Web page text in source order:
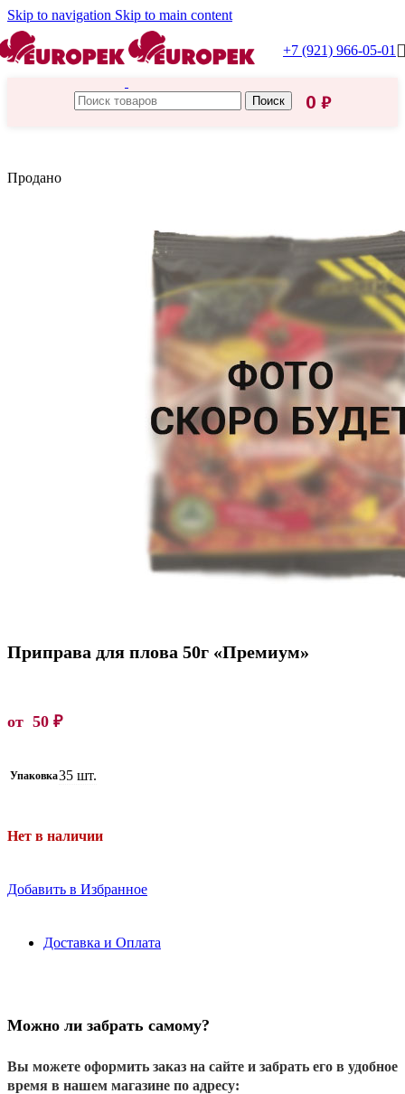
Skip to navigation Skip to main content
+7 (921) 966-05-01
Поиск 0 ₽
Продано
Приправа для плова 50г «Премиум»
от 50 ₽
Упаковка35 шт.
Нет в наличии
Добавить в Избранное
Доставка и Оплата
Можно ли забрать самому?
Вы можете оформить заказ на сайте и забрать его в удобное
время в нашем магазине по адресу: